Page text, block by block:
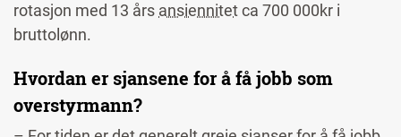
rotasjon med 13 års ansiennitetca 700 000kr i
bruttolønn.
Hvordan er sjansene for å få jobb som
overstyrmann?